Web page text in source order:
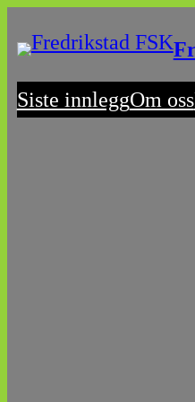
to
content
Siste innleggOm oss